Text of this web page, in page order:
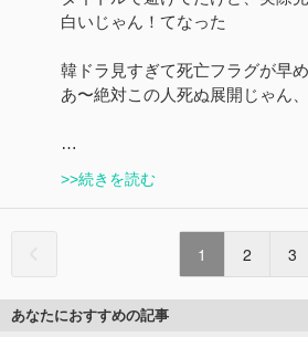
白いじゃん！てなった
韓ドラ見すぎて死亡フラグが早
あ〜絶対この人死ぬ展開じゃん
…
>>続きを読む
1 2 3
あなたにおすすめの記事